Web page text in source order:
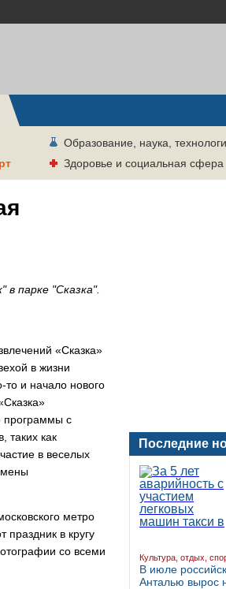
Образование, наука,
Здоровье и социальная сфера
в парке "Сказка".
«Сказка»
в жизни
то и начало нового
программы с
таких как
в веселых
метро
праздник в кругу
со всеми
Последние
Культура, отдых,
В июле
Анталью вырос